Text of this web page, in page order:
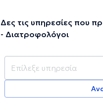
Δες τις υπηρεσίες που
- Διατροφολόγοι